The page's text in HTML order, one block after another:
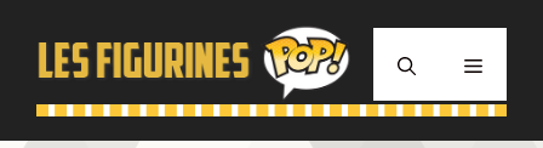
contenu
MENU